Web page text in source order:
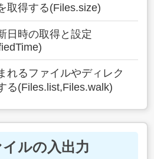
取得する(Files.size)
日時の取得と設定
れるファイルやディレク
る(Files.list,Files.walk)
ルの入出力